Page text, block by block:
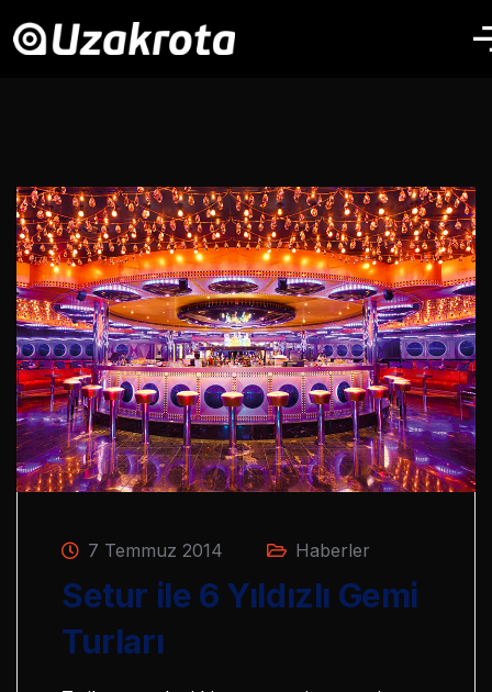
7 Temmuz 2014 Haberler
Setur ile 6 Yıldızlı Gemi
Turları